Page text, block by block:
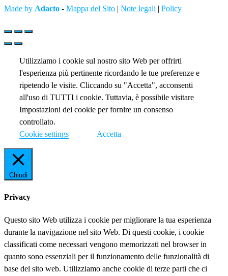
Made by Adacto - Mappa del Sito | Note legali | Policy
Utilizziamo i cookie sul nostro sito Web per offrirti
l'esperienza più pertinente ricordando le tue preferenze e
ripetendo le visite. Cliccando su "Accetta", acconsenti
all'uso di TUTTI i cookie. Tuttavia, è possibile visitare
Impostazioni dei cookie per fornire un consenso
controllato.
Cookie settings
Accetta
Chiudi
Privacy
Questo sito Web utilizza i cookie per migliorare la tua esperienza
durante la navigazione nel sito Web. Di questi cookie, i cookie
classificati come necessari vengono memorizzati nel browser in
quanto sono essenziali per il funzionamento delle funzionalità di
base del sito web. Utilizziamo anche cookie di terze parti che ci